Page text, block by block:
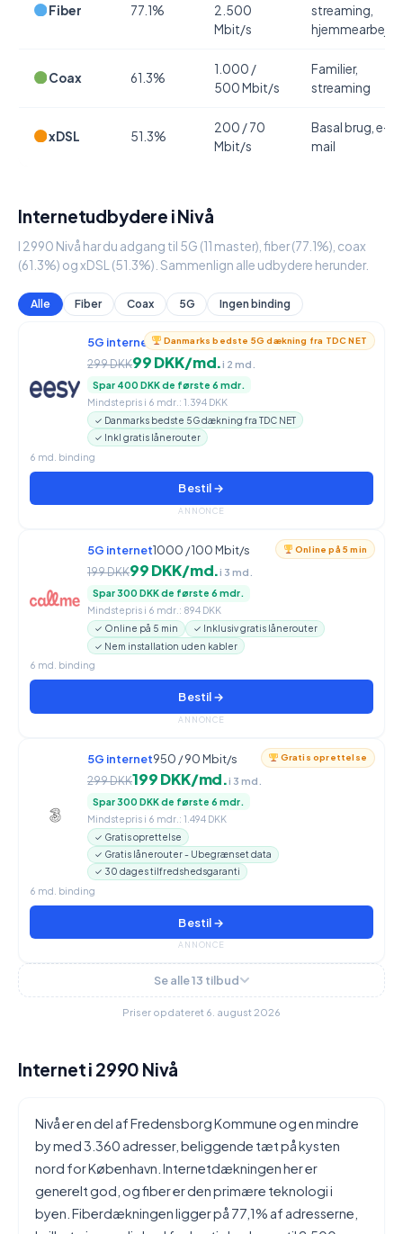
Fiber 77.1%
2.500
Mbit/s
streaming,
hjemmearbejde
Coax 61.3%
1.000 /
500 Mbit/s
Familier,
streaming
xDSL 51.3%
200 / 70
Mbit/s
Basal brug, e-
mail
Internetudbydere i Nivå
I 2990 Nivå har du adgang til 5G (11 master), fiber (77.1%), coax
(61.3%) og xDSL (51.3%). Sammenlign alle udbydere herunder.
Alle Fiber Coax 5G Ingen binding
Danmarks bedste 5G dækning fra TDC NET
5G internet950 / 90 Mbit/s
299 DKK99 DKK/md.i 2 md.
Spar 400 DKK de første 6 mdr.
Mindstepris i 6 mdr.: 1.394 DKK
✓ Danmarks bedste 5G dækning fra TDC NET
✓ Inkl gratis lånerouter
6 md. binding
Bestil →
ANNONCE
Online på 5 min
5G internet1000 / 100 Mbit/s
199 DKK99 DKK/md.i 3 md.
Spar 300 DKK de første 6 mdr.
Mindstepris i 6 mdr.: 894 DKK
✓ Online på 5 min
✓ Inklusiv gratis lånerouter
✓ Nem installation uden kabler
6 md. binding
Bestil →
ANNONCE
Gratis oprettelse
5G internet950 / 90 Mbit/s
299 DKK199 DKK/md.i 3 md.
Spar 300 DKK de første 6 mdr.
Mindstepris i 6 mdr.: 1.494 DKK
✓ Gratis oprettelse
✓ Gratis lånerouter - Ubegrænset data
✓ 30 dages tilfredshedsgaranti
6 md. binding
Bestil →
ANNONCE
Se alle 13 tilbud
Priser opdateret 6. august 2026
Internet i 2990 Nivå
Nivå er en del af Fredensborg Kommune og en mindre
by med 3.360 adresser, beliggende tæt på kysten
nord for København. Internetdækningen her er
generelt god, og fiber er den primære teknologi i
byen. Fiberdækningen ligger på 77,1% af adresserne,